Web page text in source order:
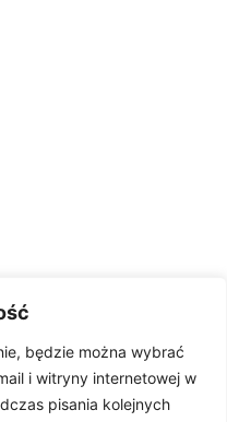
będzie można wybrać
i witryny internetowej w
pisania kolejnych